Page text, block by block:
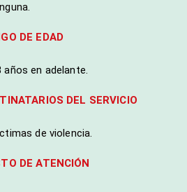
DE EDAD
años en adelante.
DEL SERVICIO
de violencia.
DE ATENCIÓN